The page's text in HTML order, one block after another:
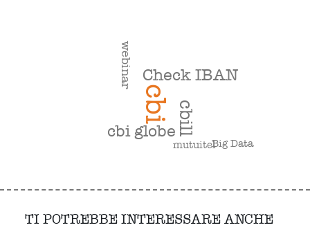
cbi cbill
cbi globe
Check IBAN
webinar
mutuitelBig Data
TI POTREBBE INTERESSARE ANCHE